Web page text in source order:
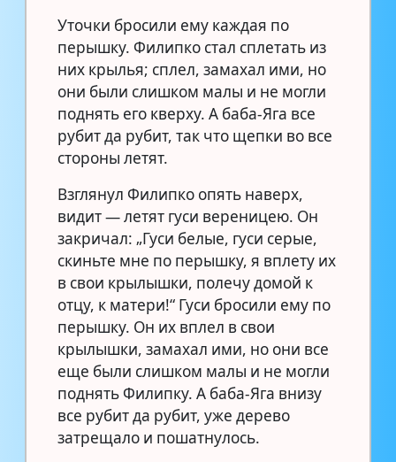
Уточки бросили ему каждая по
перышку. Филипко стал сплетать из
них крылья; сплел, замахал ими, но
они были слишком малы и не могли
поднять его кверху. А баба-Яга все
рубит да рубит, так что щепки во все
стороны летят.
Взглянул Филипко опять наверх,
видит — летят гуси вереницею. Он
закричал: „Гуси белые, гуси серые,
скиньте мне по перышку, я вплету их
в свои крылышки, полечу домой к
отцу, к матери!“ Гуси бросили ему по
перышку. Он их вплел в свои
крылышки, замахал ими, но они все
еще были слишком малы и не могли
поднять Филипку. А баба-Яга внизу
все рубит да рубит, уже дерево
затрещало и пошатнулось.